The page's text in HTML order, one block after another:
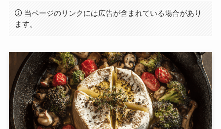
当ページのリンクには広告が含まれている場合があり
ます。